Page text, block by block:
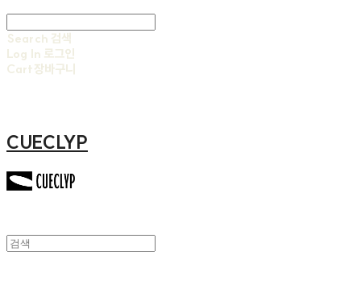
Search 검색
Log In 로그인
Cart장바구니
CUECLYP